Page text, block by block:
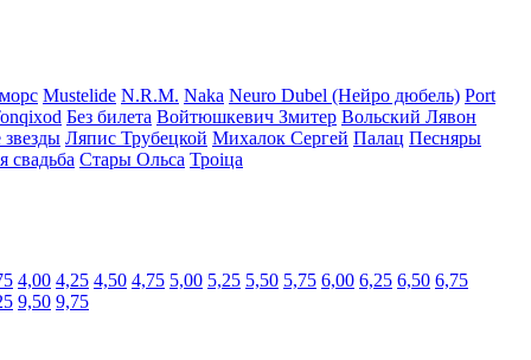
Mustelide N.R.M. Naka Neuro Dubel (Нейро дюбель) Port
Без билета Войтюшкевич Змитер Вольский Лявон
Ляпис Трубецкой Михалок Сергей Палац Песняры
свадьба Стары Ольса Троіца
4,00 4,25 4,50 4,75 5,00 5,25 5,50 5,75 6,00 6,25 6,50 6,75
9,50 9,75